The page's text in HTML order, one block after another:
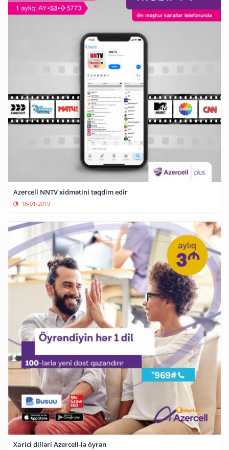
Azercell NNTV xidmətini təqdim edir
18-01-2019
Xarici dilləri Azercell-lə öyrən